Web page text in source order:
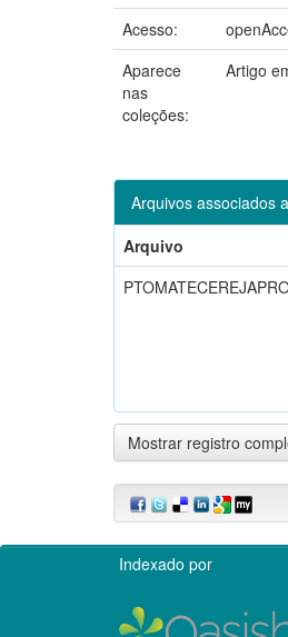
Acesso:
Aparece
nas
coleções:
Artigo
Arquivos associados
Arquivo
Mostrar registro
Indexado por